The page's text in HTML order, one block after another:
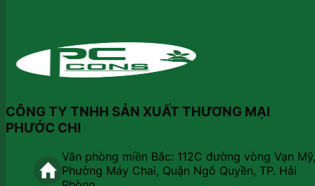
CÔNG TY TNHH SẢN XUẤT THƯƠNG MẠI
PHƯỚC CHI
Văn phòng miền Bắc: 112C đường vòng Vạn Mỹ,
Phường Máy Chai, Quận Ngô Quyền, TP. Hải